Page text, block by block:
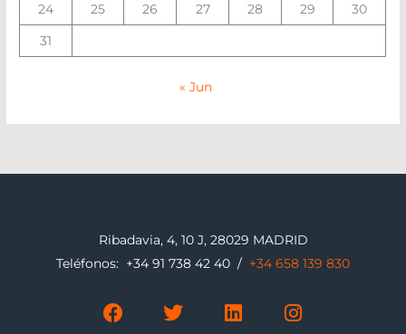
24 25 26 27 28 29 30
31
« Jun
Ribadavia, 4, 10 J, 28029 MADRID
Teléfonos: +34 91 738 42 40 / +34 658 139 830
a
w
i
n